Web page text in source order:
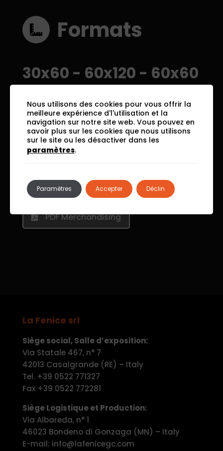
Formats
30x60 - 60x120 - 60x60
Download
Area
PDF Catalogue
PDF Merchandising
La Fenice srl
Siège social, Salle d’exposition:
Via Statale 467, n° 7
42013 Casalgrande (RE) – Italy
Tel. +39 0522 771327
Fax +39 0522 772281
Siège Logistique et Production:
Via Albareda, n° 1
46023 Bondeno di Gonzaga (MN) – Italy
E-mail: info@lafenicegc.com
Nous utilisons des cookies pour vous offrir la
meilleure expérience d'l'utilisation et la
navigation sur notre site web. Vous pouvez en
savoir plus sur les cookies que nous utilisons
sur le site ou les désactiver dans les
paramètres.
Accepter Déclin
Paramètres